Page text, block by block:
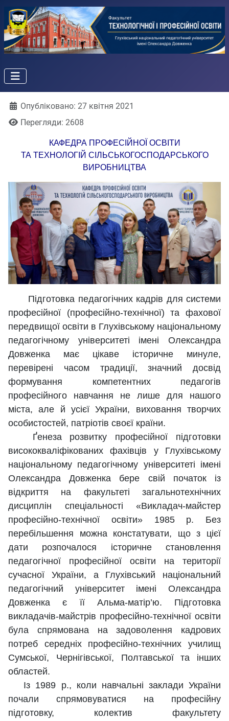
ДеталіОпубліковано: 27 квітня 2021
Перегляди: 2608
КАФЕДРА ПРОФЕСІЙНОЇ ОСВІТИ
ТА ТЕХНОЛОГІЙ СІЛЬСЬКОГОСПОДАРСЬКОГО
ВИРОБНИЦТВА
Підготовка педагогічних кадрів для системи
професійної (професійно-технічної) та фахової
передвищої освіти в Глухівському національному
педагогічному університеті імені Олександра
Довженка має цікаве історичне минуле,
перевірені часом традиції, значний досвід
формування компетентних педагогів
професійного навчання не лише для нашого
міста, але й усієї України, виховання творчих
особистостей, патріотів своєї країни.
Ґенеза розвитку професійної підготовки
висококваліфікованих фахівців у Глухівському
національному педагогічному університеті імені
Олександра Довженка бере свій початок із
відкриття на факультеті загальнотехнічних
дисциплін спеціальності «Викладач-майстер
професійно-технічної освіти» 1985 р. Без
перебільшення можна констатувати, що з цієї
дати розпочалося історичне становлення
педагогічної професійної освіти на території
сучасної України, а Глухівський національний
педагогічний університет імені Олександра
Довженка є її Альма-матір’ю. Підготовка
викладачів-майстрів професійно-технічної освіти
була спрямована на задоволення кадрових
потреб середніх професійно-технічних училищ
Сумської, Чернігівської, Полтавської та інших
областей.
Із 1989 р., коли навчальні заклади України
почали спрямовуватися на професійну
підготовку, колектив факультету